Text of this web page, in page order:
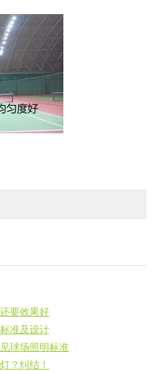
要效果好
准及设计
球场照明标准
？纠结！